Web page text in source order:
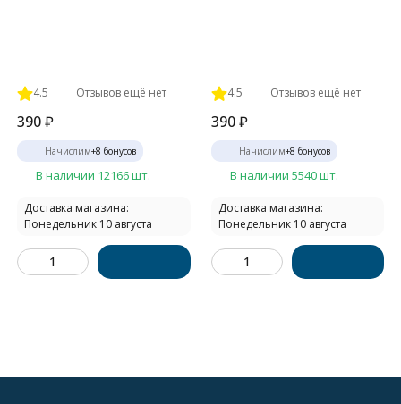
4.5 Отзывов ещё нет
390₽
Начислим+8 бонусов
В наличии 12166 шт.
Доставка магазина:
Понедельник 10 августа
4.5 Отзывов ещё нет
390 ₽
Начислим+8 бонусов
В наличии 5540 шт.
Доставка магазина:
Понедельник 10 августа